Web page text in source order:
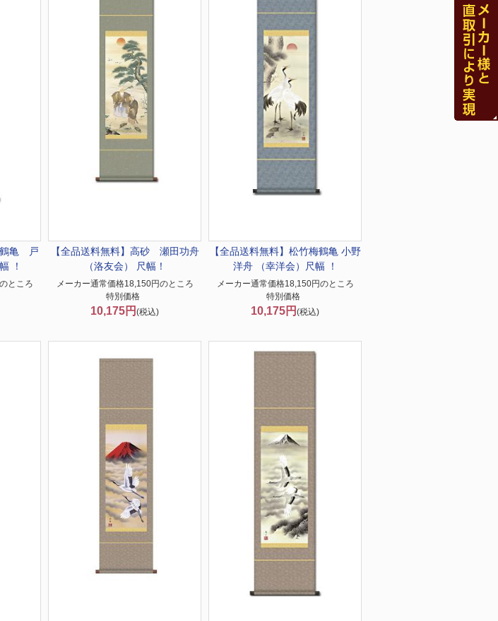
亀 戸
！
ところ
【全品送料無料】 高砂 瀬田功舟
（洛友会） 尺幅！
メーカー通常価格18,150円のところ
特別価格
10,175円 (税込)
【全品送料無料】 松竹梅鶴亀 小野
洋舟 （幸洋会）尺幅 ！
メーカー通常価格18,150円のところ
特別価格
10,175円 (税込)